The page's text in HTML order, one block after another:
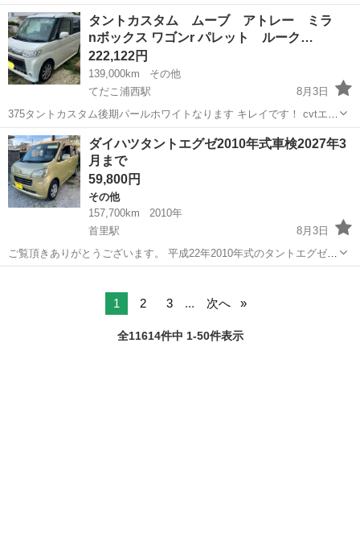
名： ダイハツ ■ 車種名： ムーヴコンテ ■ グレード名： Ｌ
■ 排気量： 660cc ■ ドア枚数： 5D ■ ミッション： コラムAT
...
沖縄 沖縄市 ムーヴ
タントカスタム ムーブ アトレー ミラ
nボックス ワゴンr パレット ルーク…
222,122円
139,000km
その他
てだこ浦西駅
8月3日
375タントカスタム後期パールホワイトなります キレイです！ cvtエン
ジン パワースライド付き！ サビ少ないです。元々内地車両なってます
TVナビ付き！ 14いんちアルミホイル 大きいバス、軽バス交代...
沖縄 沖縄市 てだこ浦西駅 ダイハツ ワゴンr
ダイハツタントエグゼ2010年式車検2027年3
月まで
59,800円
その他
157,700km
2010年
首里駅
8月3日
ご覧頂きありがとうございます。 平成22年2010年式のタントエグゼX
スペシャルです。 ⚪︎走行距離は約157700kmです。 いろいろ直して
1 2 3 ... 次へ
全11614件中 1-50件表示